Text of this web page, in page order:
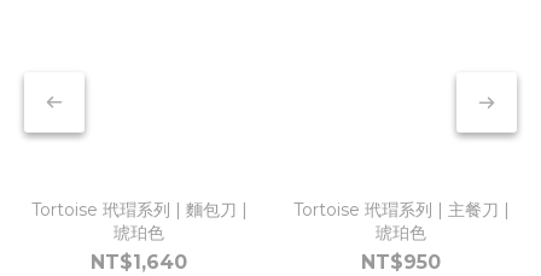
Tortoise 玳瑁系列 | 麵包刀 |
琥珀色
NT$1,640
Tortoise 玳瑁系列 | 主餐刀 |
琥珀色
NT$950